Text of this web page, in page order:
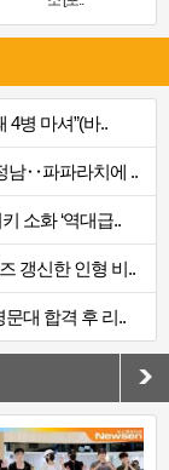
4병 마셔”(바..
남‥파파라치에 ..
소화 ‘역대급..
갱신한 인형 비..
대 합격 후 리..